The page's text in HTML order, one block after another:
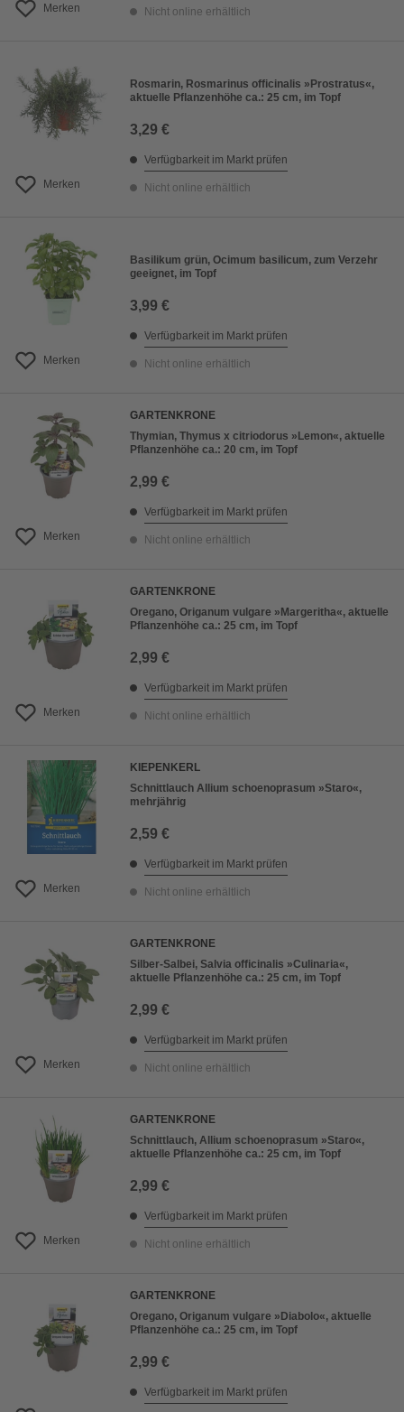
Merken Nicht online erhältlich
Merken
Rosmarin, Rosmarinus officinalis »Prostratus«,
aktuelle Pflanzenhöhe ca.: 25 cm, im Topf
3,29 €
Verfügbarkeit im Markt prüfen
Nicht online erhältlich
Merken
Basilikum grün, Ocimum basilicum, zum Verzehr
geeignet, im Topf
3,99 €
Verfügbarkeit im Markt prüfen
Nicht online erhältlich
Merken
GARTENKRONE
Thymian, Thymus x citriodorus »Lemon«, aktuelle
Pflanzenhöhe ca.: 20 cm, im Topf
2,99 €
Verfügbarkeit im Markt prüfen
Nicht online erhältlich
Merken
GARTENKRONE
Oregano, Origanum vulgare »Margeritha«, aktuelle
Pflanzenhöhe ca.: 25 cm, im Topf
2,99 €
Verfügbarkeit im Markt prüfen
Nicht online erhältlich
Merken
KIEPENKERL
Schnittlauch Allium schoenoprasum »Staro«,
mehrjährig
2,59 €
Verfügbarkeit im Markt prüfen
Nicht online erhältlich
Merken
GARTENKRONE
Silber-Salbei, Salvia officinalis »Culinaria«,
aktuelle Pflanzenhöhe ca.: 25 cm, im Topf
2,99 €
Verfügbarkeit im Markt prüfen
Nicht online erhältlich
Merken
GARTENKRONE
Schnittlauch, Allium schoenoprasum »Staro«,
aktuelle Pflanzenhöhe ca.: 25 cm, im Topf
2,99 €
Verfügbarkeit im Markt prüfen
Nicht online erhältlich
GARTENKRONE
Oregano, Origanum vulgare »Diabolo«, aktuelle
Pflanzenhöhe ca.: 25 cm, im Topf
2,99 €
Verfügbarkeit im Markt prüfen